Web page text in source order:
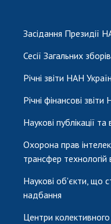
Засідання Президії
Сесії Загальних
Річні звіти НАН
Річні фінансові
Наукові публікації
Охорона прав
трансфер
Наукові об'єкти, що
надбання
Центри